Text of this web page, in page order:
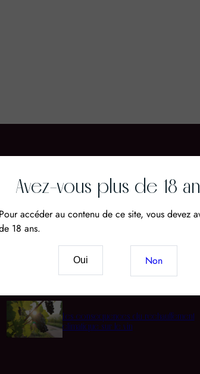
Cépages
terroir
Les conséquences du réchauffement
climatique sur le vin
Avez-vous plus de 18
Pour accéder au contenu de ce site, vous devez
18 ans.
Oui Non